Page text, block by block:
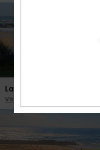
La Hague Siouville
Voir la webcam